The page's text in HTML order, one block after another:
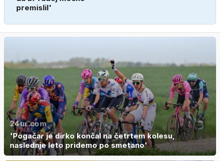
premislil'
24ur.com
'Pogačar je dirko končal na četrtem kolesu,
naslednje leto pridemo po smetano'